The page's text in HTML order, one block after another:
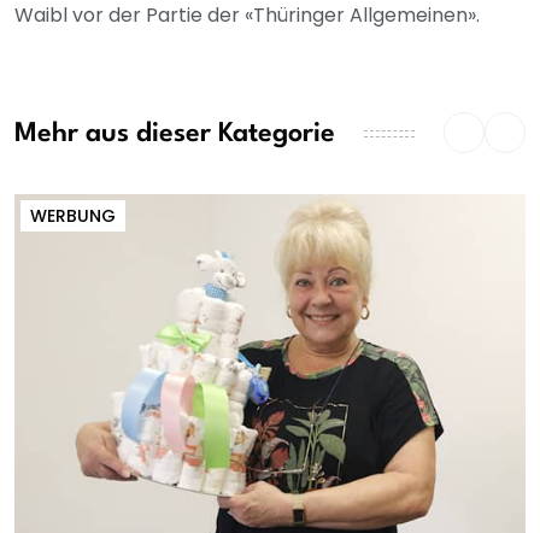
Waibl vor der Partie der «Thüringer Allgemeinen».
Mehr aus dieser Kategorie
WERBUNG